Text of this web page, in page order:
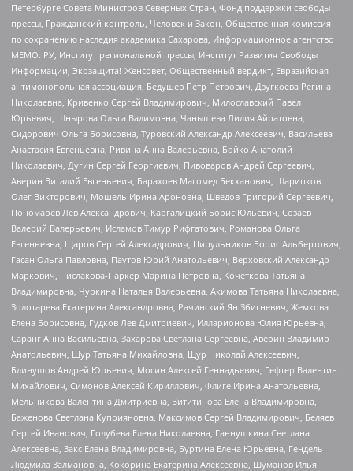
Петербурге Совета Министров Северных Стран, Фонд поддержки свободы
прессы, Гражданский контроль, Человек и Закон, Общественная комиссия
по сохранению наследия академика Сахарова, Информационное агентство
МЕМО. РУ, Институт региональной прессы, Институт Развития Свободы
Информации, Экозащита!-Женсовет, Общественный вердикт, Евразийская
антимонопольная ассоциация, Бедушев Петр Петрович, Дзугкоева Регина
Николаевна, Кривенко Сергей Владимирович, Милославский Павел
Юрьевич, Шнырова Ольга Вадимовна, Чанышева Лилия Айратовна,
Сидорович Ольга Борисовна, Туровский Александр Алексеевич, Васильева
Анастасия Евгеньевна, Ривина Анна Валерьевна, Бойко Анатолий
Николаевич, Дугин Сергей Георгиевич, Пивоваров Андрей Сергеевич,
Аверин Виталий Евгеньевич, Барахоев Магомед Бекханович, Шарипков
Олег Викторович, Мошель Ирина Ароновна, Шведов Григорий Сергеевич,
Пономарев Лев Александрович, Каргалицкий Борис Юльевич, Созаев
Валерий Валерьевич, Исламов Тимур Рифгатович, Романова Ольга
Евгеньевна, Щаров Сергей Алексадрович, Цирульников Борис Альбертович,
Гасан Ольга Павловна, Паутов Юрий Анатольевич, Верховский Александр
Маркович, Пислакова-Паркер Марина Петровна, Кочеткова Татьяна
Владимировна, Чуркина Наталья Валерьевна, Акимова Татьяна Николаевна,
Золотарева Екатерина Александровна, Рачинский Ян Збигневич, Жемкова
Елена Борисовна, Гудков Лев Дмитриевич, Илларионова Юлия Юрьевна,
Саранг Анна Васильевна, Захарова Светлана Сергеевна, Аверин Владимир
Анатольевич, Щур Татьяна Михайловна, Щур Николай Алексеевич,
Блинушов Андрей Юрьевич, Мосин Алексей Геннадьевич, Гефтер Валентин
Михайлович, Симонов Алексей Кириллович, Флиге Ирина Анатольевна,
Мельникова Валентина Дмитриевна, Вититинова Елена Владимировна,
Баженова Светлана Куприяновна, Максимов Сергей Владимирович, Беляев
Сергей Иванович, Голубева Елена Николаевна, Ганнушкина Светлана
Алексеевна, Закс Елена Владимировна, Буртина Елена Юрьевна, Гендель
Людмила Залмановна, Кокорина Екатерина Алексеевна, Шуманов Илья